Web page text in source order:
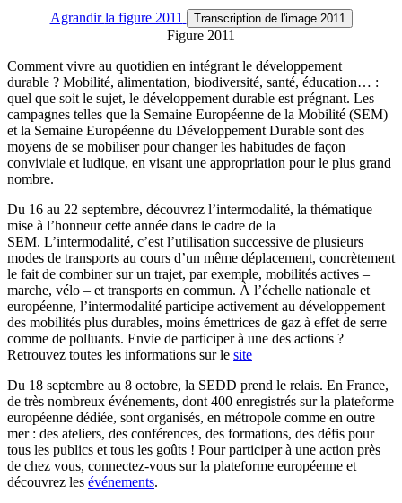
Agrandirla figure 2011 Transcription de l'image 2011
Figure 2011
Comment vivre au quotidien en intégrant le développement
durable ? Mobilité, alimentation, biodiversité, santé, éducation… :
quel que soit le sujet, le développement durable est prégnant. Les
campagnes telles que la Semaine Européenne de la Mobilité (SEM)
et la Semaine Européenne du Développement Durable sont des
moyens de se mobiliser pour changer les habitudes de façon
conviviale et ludique, en visant une appropriation pour le plus grand
nombre.
Du 16 au 22 septembre, découvrez l’intermodalité, la thématique
mise à l’honneur cette année dans le cadre de la
SEM. L’intermodalité, c’est l’utilisation successive de plusieurs
modes de transports au cours d’un même déplacement, concrètement
le fait de combiner sur un trajet, par exemple, mobilités actives –
marche, vélo – et transports en commun. À l’échelle nationale et
européenne, l’intermodalité participe activement au développement
des mobilités plus durables, moins émettrices de gaz à effet de serre
comme de polluants. Envie de participer à une des actions ?
Retrouvez toutes les informations sur le site
Du 18 septembre au 8 octobre, la SEDD prend le relais. En France,
de très nombreux événements, dont 400 enregistrés sur la plateforme
européenne dédiée, sont organisés, en métropole comme en outre
mer : des ateliers, des conférences, des formations, des défis pour
tous les publics et tous les goûts ! Pour participer à une action près
de chez vous, connectez-vous sur la plateforme européenne et
découvrez les événements.